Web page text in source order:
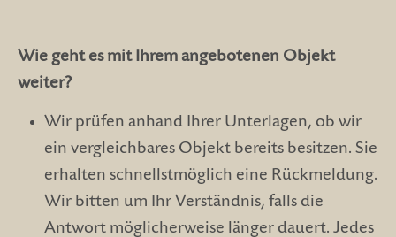
Wie geht es mit Ihrem angebotenen Objekt
weiter?
Wir prüfen anhand Ihrer Unterlagen, ob wir
ein vergleichbares Objekt bereits besitzen. Sie
erhalten schnellstmöglich eine Rückmeldung.
Wir bitten um Ihr Verständnis, falls die
Antwort möglicherweise länger dauert. Jedes